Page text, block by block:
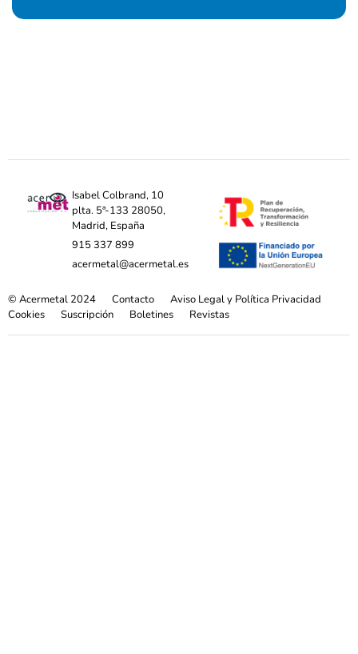
Isabel Colbrand, 10
plta. 5ª-133 28050,
Madrid, España
915 337 899
acermetal@acermetal.es
© Acermetal 2024 Contacto
Aviso Legal y Política Privacidad
Cookies
Suscripción Boletines Revistas